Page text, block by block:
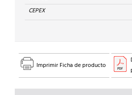
3/8''
cantidad
CEPEX
Imprimir Ficha de producto